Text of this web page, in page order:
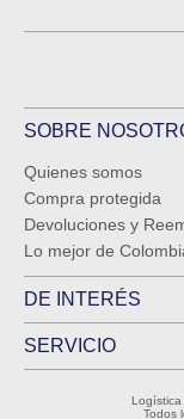
SOBRE
Quienes somos
Compra protegida
Devoluciones y
Lo mejor de
DE INTERÉS
SERVICIO
Logística
Todos